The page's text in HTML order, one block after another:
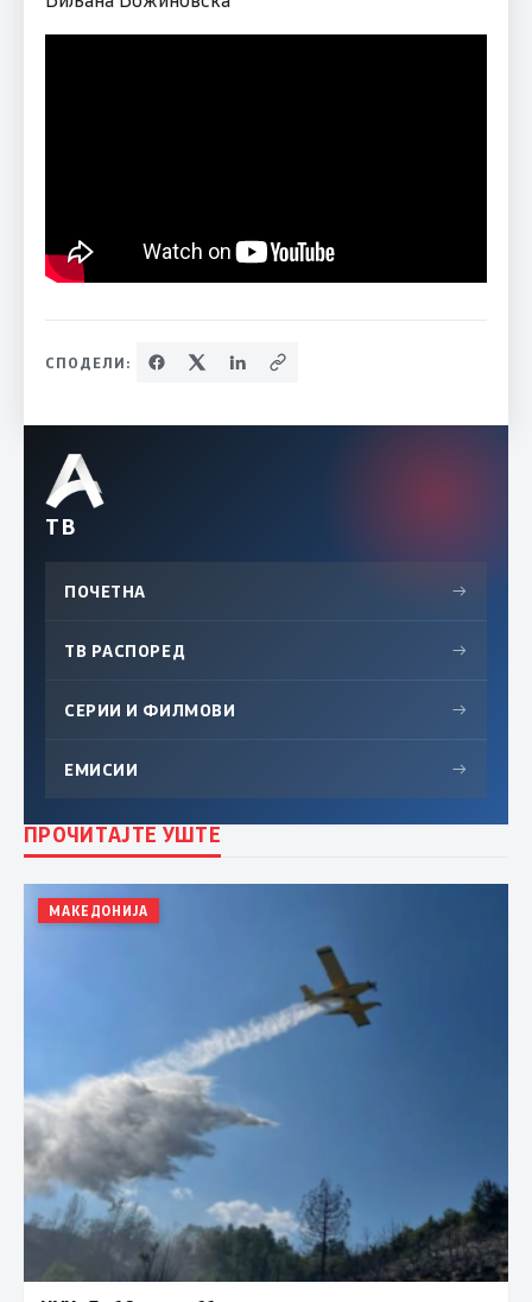
СПОДЕЛИ:
ТВ
ПОЧЕТНА →
ТВ РАСПОРЕД →
СЕРИИ И ФИЛМОВИ →
ЕМИСИИ →
ПРОЧИТАЈТЕ УШТЕ
МАКЕДОНИЈА